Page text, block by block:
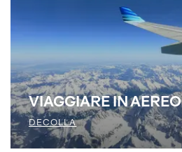
VIAGGIARE IN AEREO
DECOLLA